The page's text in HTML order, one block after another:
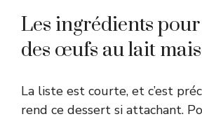
Les ingrédients
des œufs au lait
La liste est courte, et c’est
rend ce dessert si attachant.